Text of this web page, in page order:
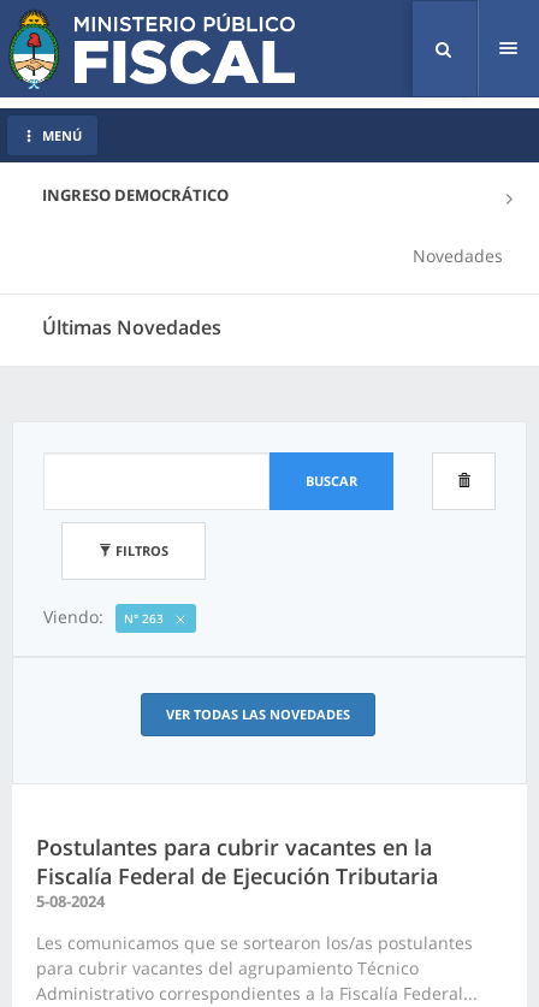
INGRESO DEMOCRÁTICO
Novedades
Últimas Novedades
MENÚ
BUSCAR
FILTROS
Viendo: N° 263
VER TODAS LAS NOVEDADES
Postulantes para cubrir vacantes en la
Fiscalía Federal de Ejecución Tributaria
5-08-2024
Les comunicamos que se sortearon los/as postulantes
para cubrir vacantes del agrupamiento Técnico
Administrativo correspondientes a la Fiscalía Federal...